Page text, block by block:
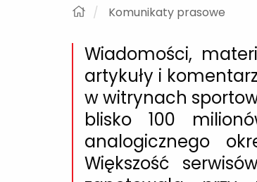
Komunikaty prasowe
Wiadomości,
artykuły i
w witrynach
blisko 100
analogicznego
Większość